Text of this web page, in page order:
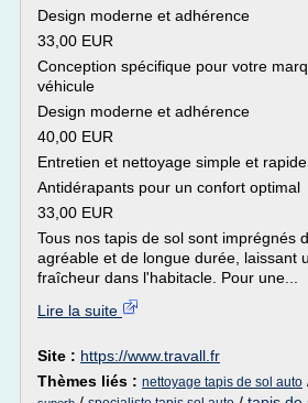
Design moderne et adhérence
33,00 EUR
Conception spécifique pour votre
véhicule
Design moderne et adhérence
40,00 EUR
Entretien et nettoyage simple et rapide
Antidérapants pour un confort optimal
33,00 EUR
Tous nos tapis de sol sont imprégnés
agréable et de longue durée, laissant
fraîcheur dans l'habitacle. Pour une...
Lire la suite
Site : https://www.travall.fr
Thèmes liés : nettoyage tapis de sol auto